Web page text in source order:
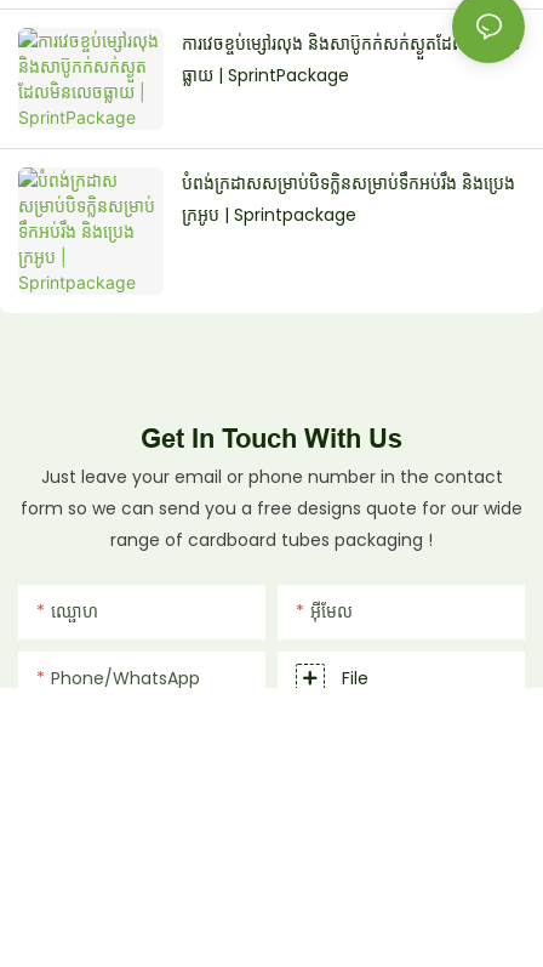
ការវេចខ្ចប់ម្សៅរលុង និងសាប៊ូកក់សក់ស្ងួតដែលមិនលេច
ធ្លាយ | SprintPackage
បំពង់ក្រដាសសម្រាប់បិទក្លិនសម្រាប់ទឹកអប់រឹង និងប្រេង
ក្រអូប | Sprintpackage
Get In Touch With Us
Just leave your email or phone number in the contact
form so we can send you a free designs quote for our wide
range of cardboard tubes packaging !
ឈ្ផោហ អ៊ីមែល
Phone/whatsApp File